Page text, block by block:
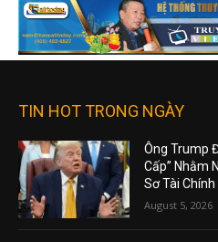
TIN HOT TRONG NGÀY
Ông Trump
Cấp” Nhằm
Sơ Tài
August 5, 2026